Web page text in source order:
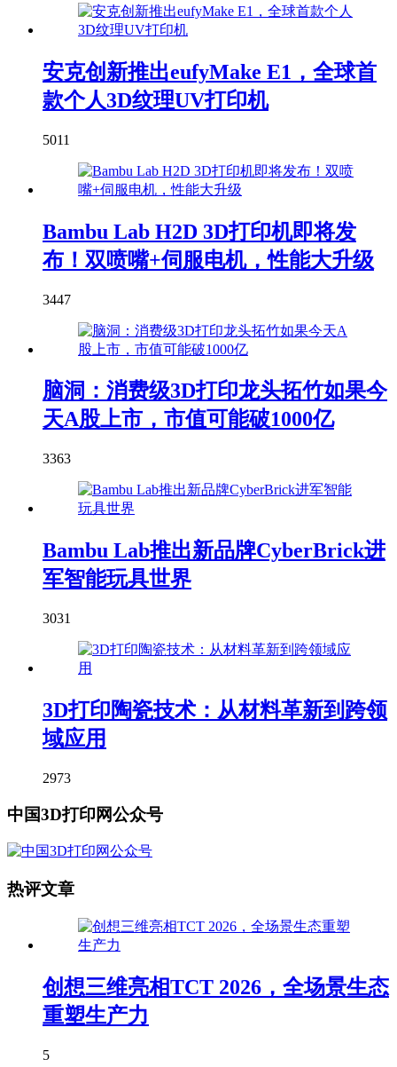
安克创新推出eufyMake E1，全球首
款个人3D纹理UV打印机
5011
Bambu Lab H2D 3D打印机即将发
布！双喷嘴+伺服电机，性能大升级
3447
脑洞：消费级3D打印龙头拓竹如果今
天A股上市，市值可能破1000亿
3363
Bambu Lab推出新品牌CyberBrick进
军智能玩具世界
3031
3D打印陶瓷技术：从材料革新到跨领
域应用
2973
中国3D打印网公众号
热评文章
创想三维亮相TCT 2026，全场景生态
重塑生产力
5